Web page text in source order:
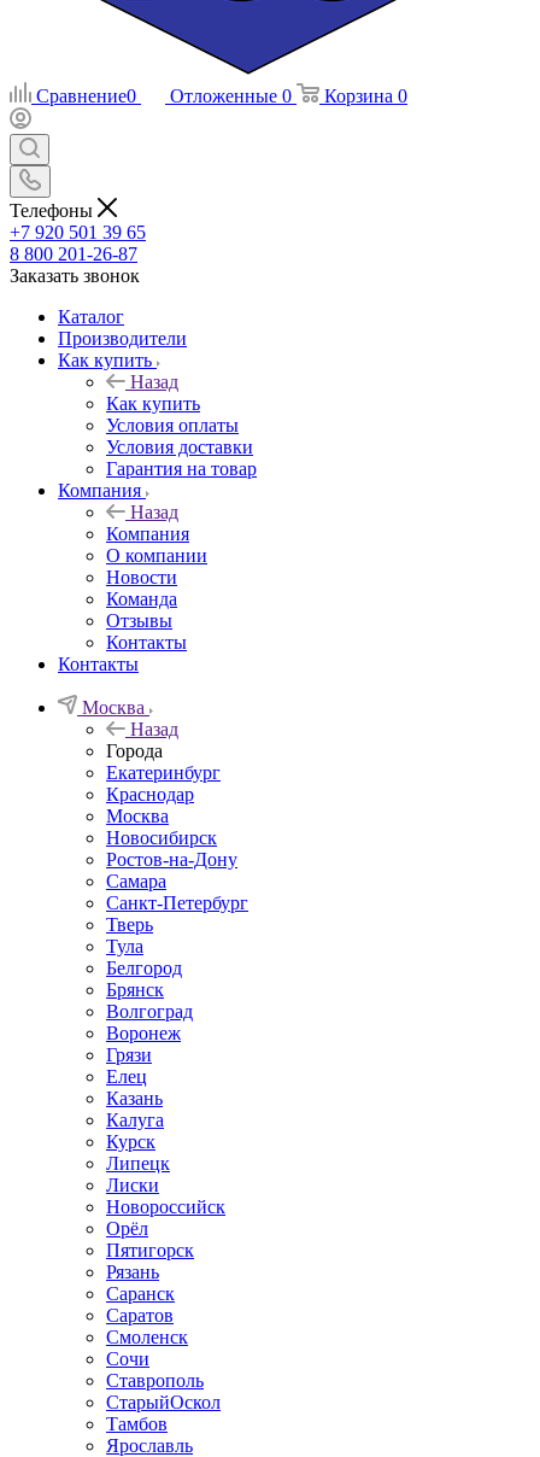
Сравнение0 Отложенные 0 Корзина 0
Телефоны
+7 920 501 39 65
8 800 201-26-87
Заказать звонок
Каталог
Производители
Как купить
Назад
Как купить
Условия оплаты
Условия доставки
Гарантия на товар
Компания
Назад
Компания
О компании
Новости
Команда
Отзывы
Контакты
Контакты
Москва
Назад
Города
Екатеринбург
Краснодар
Москва
Новосибирск
Ростов-на-Дону
Самара
Санкт-Петербург
Тверь
Тула
Белгород
Брянск
Волгоград
Воронеж
Грязи
Елец
Казань
Калуга
Курск
Липецк
Лиски
Новороссийск
Орёл
Пятигорск
Рязань
Саранск
Саратов
Смоленск
Сочи
Ставрополь
СтарыйОскол
Тамбов
Ярославль